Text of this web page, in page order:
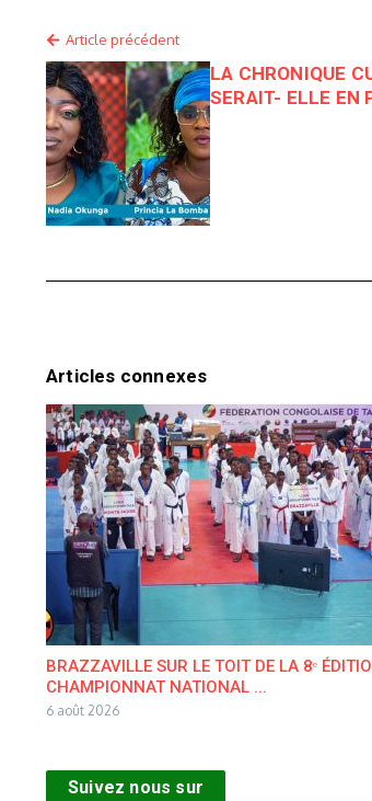
Article précédent
LA CHRONIQUE
SERAIT- ELLE EN
Articles connexes
BRAZZAVILLE SUR LE TOIT DE LA 8ᵉ
CHAMPIONNAT NATIONAL ...
6 août 2026
Suivez nous sur